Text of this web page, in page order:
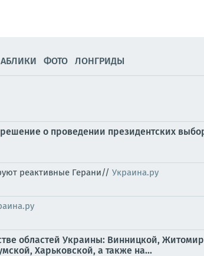
ФОТО ЛОНГРИДЫ
о проведении президентских
реактивные Герани// Украина.ру
областей Украины: Винницкой,
Харьковской, а также на...